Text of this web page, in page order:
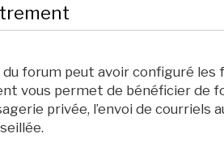
forum peut avoir configuré
vous permet de bénéficier de
privée, l’envoi de courriels